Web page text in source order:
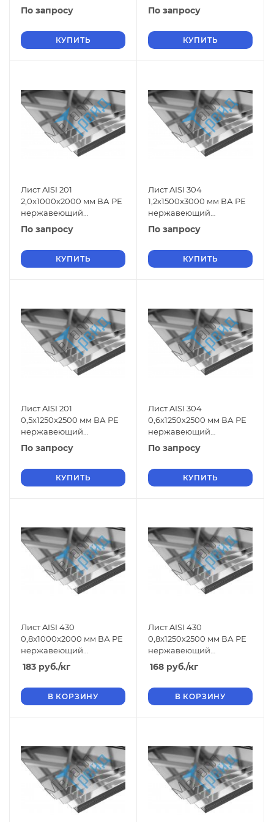
зеркальный
По запросу
КУПИТЬ
зеркальный
По запросу
КУПИТЬ
Лист AISI 201
2,0x1000x2000 мм ВА РЕ
нержавеющий
зеркальный
По запросу
КУПИТЬ
Лист AISI 304
1,2x1500x3000 мм ВА РЕ
нержавеющий
зеркальный
По запросу
КУПИТЬ
Лист AISI 201
0,5x1250x2500 мм ВА РЕ
нержавеющий
зеркальный
По запросу
КУПИТЬ
Лист AISI 304
0,6x1250х2500 мм ВА РЕ
нержавеющий
зеркальный
По запросу
КУПИТЬ
Лист AISI 430
0,8x1000x2000 мм ВА РЕ
нержавеющий
зеркальный
183 руб./кг
В КОРЗИНУ
Лист AISI 430
0,8x1250x2500 мм ВА РЕ
нержавеющий
зеркальный
168 руб./кг
В КОРЗИНУ